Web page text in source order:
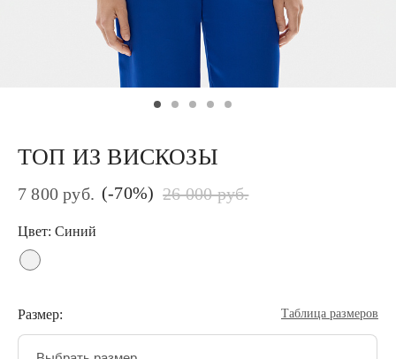
ТОП ИЗ ВИСКОЗЫ
7 800 руб. (-70%) 26 000 руб.
Цвет: Синий
Размер: Таблица размеров